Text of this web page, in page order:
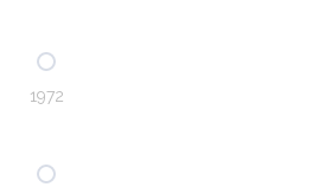
1972